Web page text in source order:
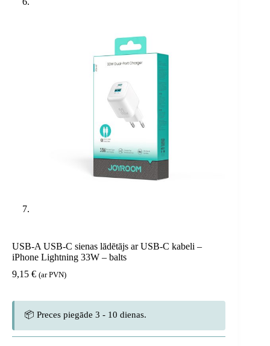
USB-A USB-C sienas lādētājs ar USB-C kabeli –
iPhone Lightning 33W – balts
9,15 € (ar PVN)
📦 Preces piegāde 3 - 10 dienas.